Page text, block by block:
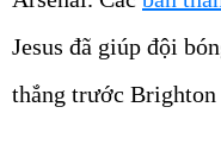
Jesus đã giúp đội
thắng trước Brighton